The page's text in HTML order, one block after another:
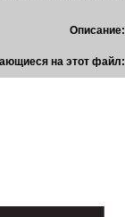
Описание:
на этот файл: